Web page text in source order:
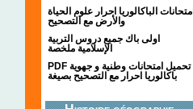
امتحانات الباكالوريا احرار علوم الحياة
والأرض مع التصحيح
اولى باك جميع دروس التربية
الإسلامية ملخصة
PDF تحميل امتحانات وطنية و جهوية
باكالوريا احرار مع التصحيح بصيغة